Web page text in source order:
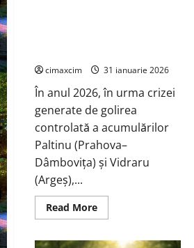
cimaxcim 31 ianuarie 2026
În anul 2026, în urma crizei
generate de golirea
controlată a acumulărilor
Paltinu (Prahova–
Dâmbovița) și Vidraru
(Argeș),...
Read MoreRead
more